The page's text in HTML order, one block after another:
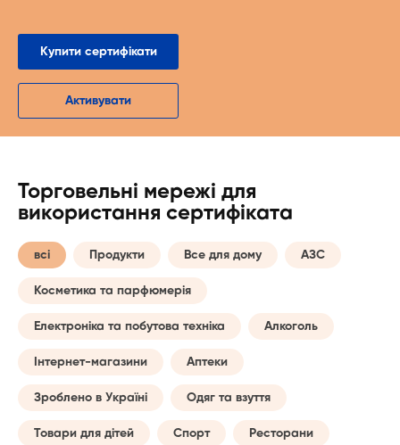
Купити сертифікати
Активувати
Торговельні мережі для
використання сертифіката
всі Продукти Все для дому АЗС
Косметика та парфюмерія
Електроніка та побутова техніка Алкоголь
Інтернет-магазини Аптеки
Зроблено в Україні Одяг та взуття
Товари для дітей Спорт Ресторани